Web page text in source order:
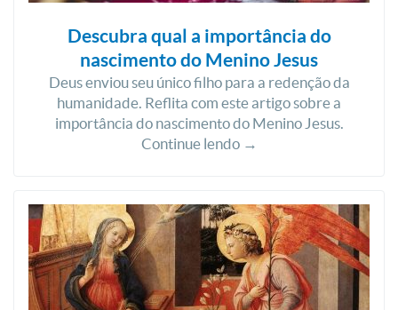
Descubra qual a importância do
nascimento do Menino Jesus
Deus enviou seu único filho para a redenção da
humanidade. Reflita com este artigo sobre a
importância do nascimento do Menino Jesus.
Continue lendo →